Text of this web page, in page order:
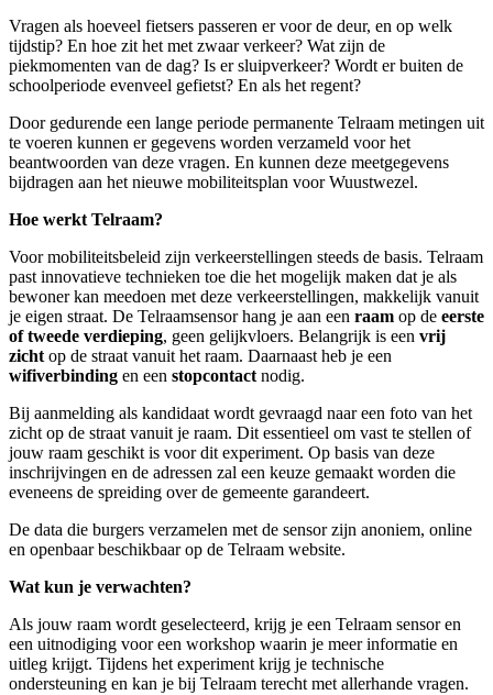
Vragen als hoeveel fietsers passeren er voor de deur, en op welk
tijdstip? En hoe zit het met zwaar verkeer? Wat zijn de
piekmomenten van de dag? Is er sluipverkeer? Wordt er buiten de
schoolperiode evenveel gefietst? En als het regent?
Door gedurende een lange periode permanente Telraam metingen uit
te voeren kunnen er gegevens worden verzameld voor het
beantwoorden van deze vragen. En kunnen deze meetgegevens
bijdragen aan het nieuwe mobiliteitsplan voor Wuustwezel.
Hoe werkt Telraam?
Voor mobiliteitsbeleid zijn verkeerstellingen steeds de basis. Telraam
past innovatieve technieken toe die het mogelijk maken dat je als
bewoner kan meedoen met deze verkeerstellingen, makkelijk vanuit
je eigen straat. De Telraamsensor hang je aan een raam op de eerste
of tweede verdieping, geen gelijkvloers. Belangrijk is een vrij
zicht op de straat vanuit het raam. Daarnaast heb je een
wifiverbinding en een stopcontact nodig.
Bij aanmelding als kandidaat wordt gevraagd naar een foto van het
zicht op de straat vanuit je raam. Dit essentieel om vast te stellen of
jouw raam geschikt is voor dit experiment. Op basis van deze
inschrijvingen en de adressen zal een keuze gemaakt worden die
eveneens de spreiding over de gemeente garandeert.
De data die burgers verzamelen met de sensor zijn anoniem, online
en openbaar beschikbaar op de Telraam website.
Wat kun je verwachten?
Als jouw raam wordt geselecteerd, krijg je een Telraam sensor en
een uitnodiging voor een workshop waarin je meer informatie en
uitleg krijgt. Tijdens het experiment krijg je technische
ondersteuning en kan je bij Telraam terecht met allerhande vragen.